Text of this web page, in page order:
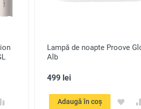
Lampă de noapte Proove
Alb
499 lei
Adaugă în coș